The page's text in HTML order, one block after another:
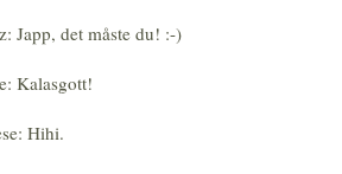
Japp, det måste du! :-)
Kalasgott!
Hihi.